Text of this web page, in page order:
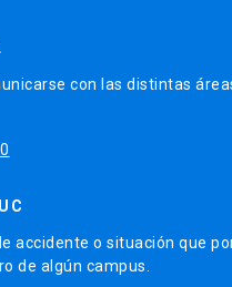
con las distintas
accidente o situación que
de algún campus.